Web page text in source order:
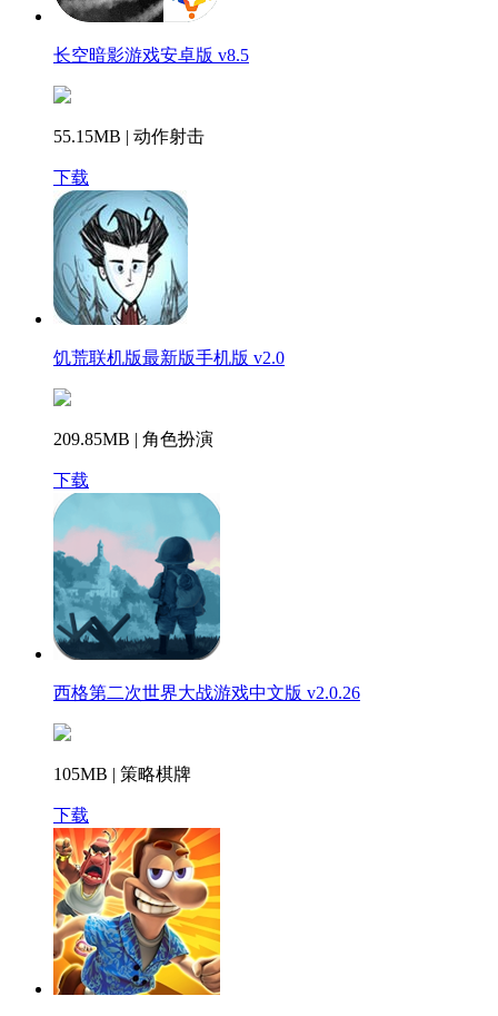
长空暗影游戏安卓版 v8.5
55.15MB | 动作射击
下载
饥荒联机版最新版手机版 v2.0
209.85MB | 角色扮演
下载
西格第二次世界大战游戏中文版 v2.0.26
105MB | 策略棋牌
下载